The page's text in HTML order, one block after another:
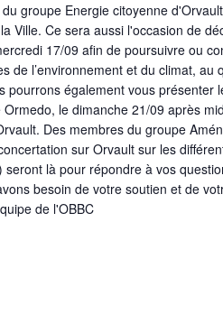
groupe Energie citoyenne
Ville. Ce sera aussi l'occasion de
17/09 afin de poursuivre ou
de l’environnement et du climat, au
pourrons également vous présenter
Ormedo, le dimanche 21/09 après
Des membres du groupe
sur Orvault sur les
seront là pour répondre à vos
besoin de votre soutien et de
de l'OBBC